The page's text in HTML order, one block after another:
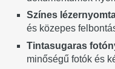
Színes
és közepes
Tintasugaras
minőségű fotók és